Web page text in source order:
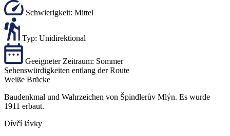
Schwierigkeit: Mittel
Typ: Unidirektional
Geeigneter Zeitraum: Sommer
Sehenswürdigkeiten entlang der Route
Weiße Brücke
Baudenkmal und Wahrzeichen von Špindlerův Mlýn. Es wurde
1911 erbaut.
Dívčí lávky